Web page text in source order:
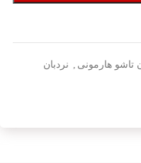
تاشو هارمونی , نردبان